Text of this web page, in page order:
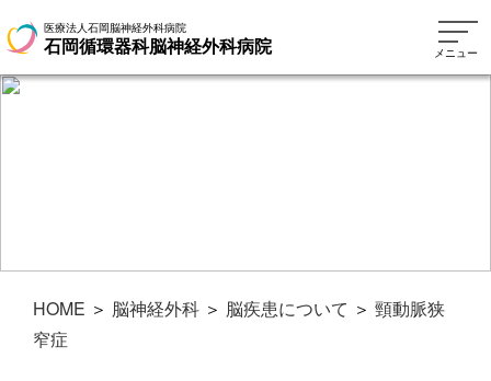
医療法人石岡脳神経外科病院
石岡循環器科脳神経外科病院 メニュー
HOME ＞ 脳神経外科 ＞ 脳疾患について ＞ 頸動脈狭
窄症